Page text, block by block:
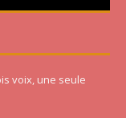
voix, une seule